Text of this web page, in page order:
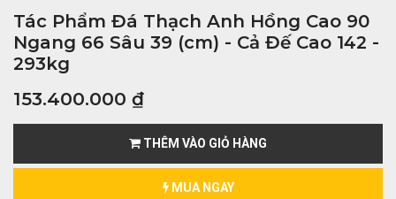
Tác Phẩm Đá Thạch Anh Hồng Cao 90
Ngang 66 Sâu 39 (cm) - Cả Đế Cao 142 -
293kg
153.400.000 ₫
THÊM VÀO GIỎ HÀNG
MUA NGAY